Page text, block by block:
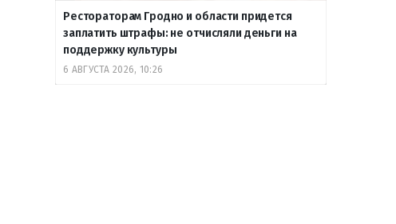
Рестораторам Гродно и области придется
заплатить штрафы: не отчисляли деньги на
поддержку культуры
6 АВГУСТА 2026, 10:26